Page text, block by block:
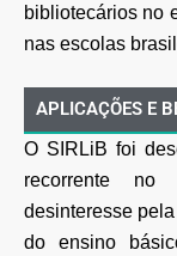
bibliotecários no
nas escolas
APLICAÇÕES E
O SIRLiB foi
recorrente no
desinteresse
do ensino